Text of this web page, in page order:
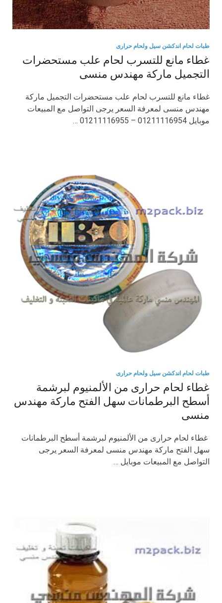
طبات لحام اندكشن سيل ولحام حرارى
غطاء مانع للتسرب لحام علب مستحضرات
التجميل ماركة مهندس منسى
غطاء مانع للتسرب لحام علب مستحضرات التجميل ماركة
مهندس منسى لمعرفة السعر يرجى التواصل مع المبيعات
موبايل 01211116954 – 01211116955 …
طبات لحام اندكشن سيل ولحام حرارى
غطاء لحام حرارى من الألمنيوم لبرشمة
أسطح البرطمانات سهل الفتح ماركة مهندس
منسى
غطاء لحام حرارى من الألمنيوم لبرشمة أسطح البرطمانات
سهل الفتح ماركة مهندس منسى لمعرفة السعر يرجى
التواصل مع المبيعات موبايل …